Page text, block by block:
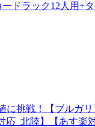
ラック12人用+タ
に挑戦！【ブル
_北陸】【あす楽